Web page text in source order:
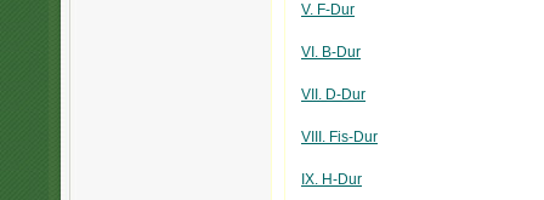
V. F-Dur
VI. B-Dur
VII. D-Dur
VIII. Fis-Dur
IX. H-Dur